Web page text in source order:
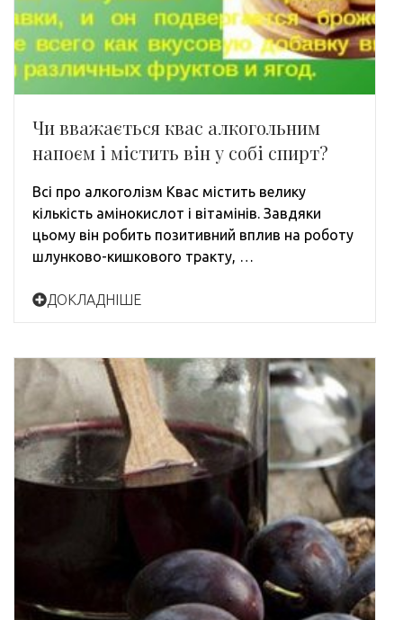
Чи вважається квас алкогольним
напоєм і містить він у собі спирт?
Всі про алкоголізм Квас містить велику
кількість амінокислот і вітамінів. Завдяки
цьому він робить позитивний вплив на роботу
шлунково-кишкового тракту, …
ДОКЛАДНІШЕ